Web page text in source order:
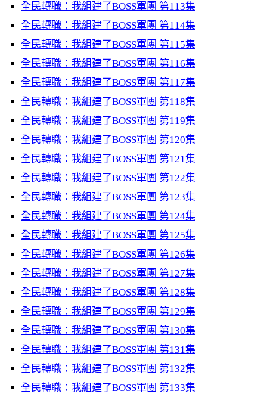
全民轉職：我組建了BOSS軍團 第113集
全民轉職：我組建了BOSS軍團 第114集
全民轉職：我組建了BOSS軍團 第115集
全民轉職：我組建了BOSS軍團 第116集
全民轉職：我組建了BOSS軍團 第117集
全民轉職：我組建了BOSS軍團 第118集
全民轉職：我組建了BOSS軍團 第119集
全民轉職：我組建了BOSS軍團 第120集
全民轉職：我組建了BOSS軍團 第121集
全民轉職：我組建了BOSS軍團 第122集
全民轉職：我組建了BOSS軍團 第123集
全民轉職：我組建了BOSS軍團 第124集
全民轉職：我組建了BOSS軍團 第125集
全民轉職：我組建了BOSS軍團 第126集
全民轉職：我組建了BOSS軍團 第127集
全民轉職：我組建了BOSS軍團 第128集
全民轉職：我組建了BOSS軍團 第129集
全民轉職：我組建了BOSS軍團 第130集
全民轉職：我組建了BOSS軍團 第131集
全民轉職：我組建了BOSS軍團 第132集
全民轉職：我組建了BOSS軍團 第133集